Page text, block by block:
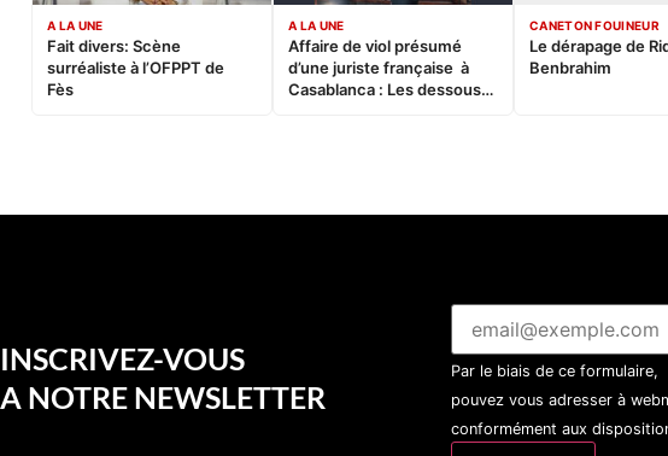
A LA UNE
Fait divers: Scène
surréaliste à l’OFPPT de
Fès
A LA UNE
Affaire de viol présumé
d’une juriste française à
Casablanca : Les dessous
CANETON FOUINEUR
Le dérapage de
Benbrahim
INSCRIVEZ-VOUS
A NOTRE NEWSLETTER
Par le biais de ce formulaire,
pouvez vous adresser à
conformément aux